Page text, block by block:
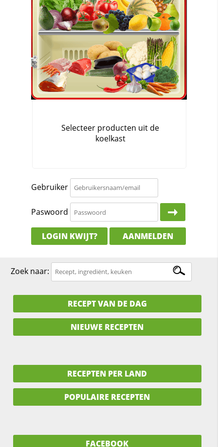
Gebruiker
Paswoord
LOGIN KWIJT? AANMELDEN
Zoek naar:
RECEPT VAN DE DAG
NIEUWE RECEPTEN
RECEPTEN PER LAND
POPULAIRE RECEPTEN
FACEBOOK